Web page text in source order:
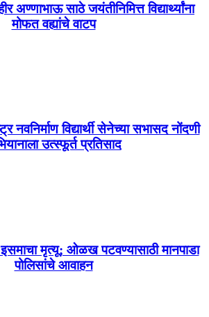
अण्णाभाऊ साठे जयंतीनिमित्त विद्यार्थ्यांना
मोफत वह्यांचे वाटप
नवनिर्माण विद्यार्थी सेनेच्या सभासद नोंदणी
उत्स्फूर्त प्रतिसाद
मृत्यू; ओळख पटवण्यासाठी मानपाडा
पोलिसांचे आवाहन